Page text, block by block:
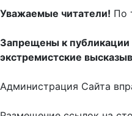
Уважаемые читатели! По
Запрещены к публикации
экстремистские
Администрация Сайта